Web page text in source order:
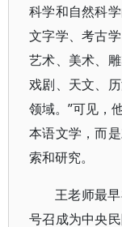
科学和自然科
文字学、考古
艺术、美术、
戏剧、天文、
领域。”可见，
本语文学，而
索和研究。
王老师最
号召成为中央